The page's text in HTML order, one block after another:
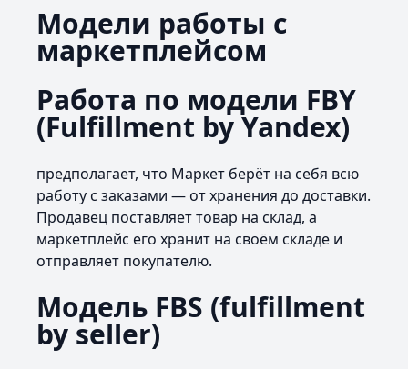
Модели работы с
маркетплейсом
Работа по модели FBY
(Fulfillment by Yandex)
предполагает, что Маркет берёт на себя всю
работу с заказами — от хранения до доставки.
Продавец поставляет товар на склад, а
маркетплейс его хранит на своём складе и
отправляет покупателю.
Модель FBS (fulfillment
by seller)